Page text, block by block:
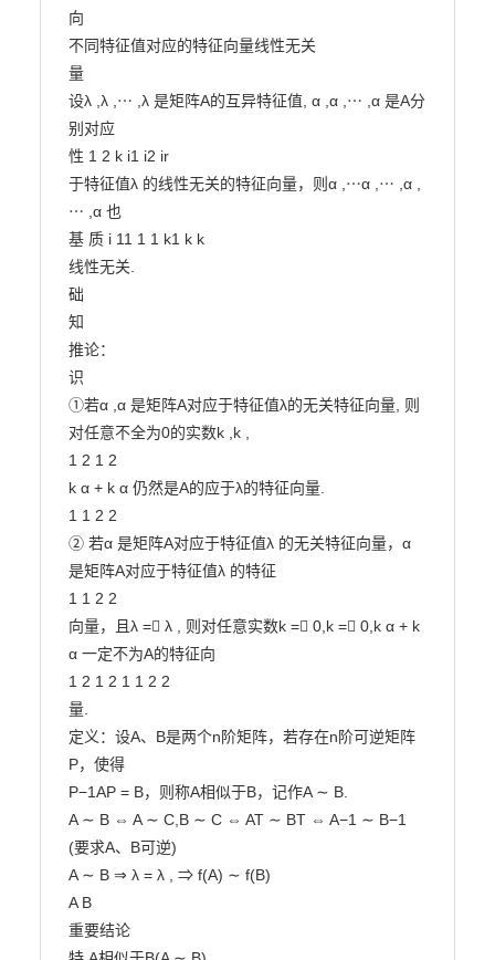
向
不同特征值对应的特征向量线性无关
量
设λ ,λ ,⋯ ,λ 是矩阵A的互异特征值, α ,α ,⋯ ,α 是A分
别对应
性 1 2 k i1 i2 ir
于特征值λ 的线性无关的特征向量，则α ,⋯α ,⋯ ,α ,
⋯ ,α 也
基 质 i 11 1 1 k1 k k
线性无关.
础
知
推论：
识
①若α ,α 是矩阵A对应于特征值λ的无关特征向量, 则
对任意不全为0的实数k ,k ,
1 2 1 2
k α + k α 仍然是A的应于λ的特征向量.
1 1 2 2
② 若α 是矩阵A对应于特征值λ 的无关特征向量，α
是矩阵A对应于特征值λ 的特征
1 1 2 2
向量，且λ = λ , 则对任意实数k = 0,k = 0,k α + k
α 一定不为A的特征向
1 2 1 2 1 1 2 2
量.
定义：设A、B是两个n阶矩阵，若存在n阶可逆矩阵
P，使得
P−1AP = B，则称A相似于B，记作A ∼ B.
A ∼ B ⇔ A ∼ C,B ∼ C ⇔ AT ∼ BT ⇔ A−1 ∼ B−1
(要求A、B可逆)
A ∼ B ⇒ λ = λ , ⇒ f(A) ∼ f(B)
A B
重要结论